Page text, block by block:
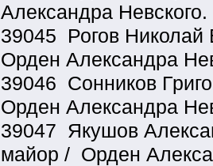
Александра Невского.
39045 Рогов
Орден Александра
39046 Сонников
Орден Александра
39047 Якушов
майор / Орден